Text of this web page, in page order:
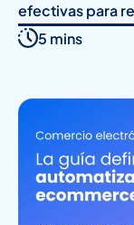
efectivas para
5 mins